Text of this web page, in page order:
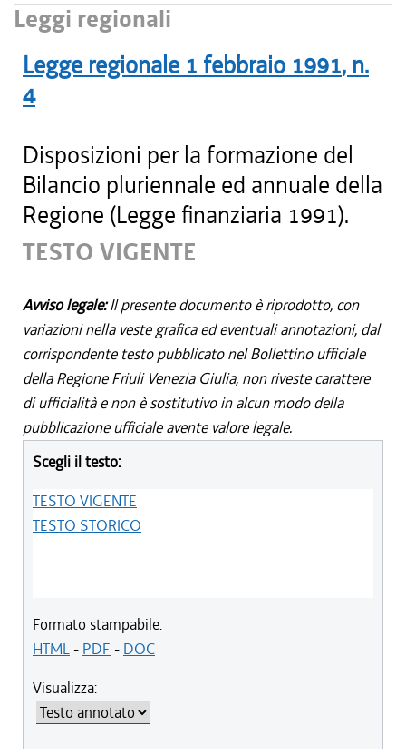
Leggi regionali
Legge regionale 1 febbraio 1991, n.
4
Disposizioni per la formazione del
Bilancio pluriennale ed annuale della
Regione (Legge finanziaria 1991).
TESTO VIGENTE
Avviso legale:Il presente documento è riprodotto, con
variazioni nella veste grafica ed eventuali annotazioni, dal
corrispondente testo pubblicato nel Bollettino ufficiale
della Regione Friuli Venezia Giulia, non riveste carattere
di ufficialità e non è sostitutivo in alcun modo della
pubblicazione ufficiale avente valore legale.
Scegli il testo:
TESTO VIGENTE
TESTO STORICO
Formato stampabile:
HTML- PDF - DOC
Visualizza: